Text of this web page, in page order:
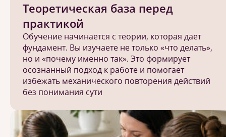
Теоретическая база перед
практикой
Обучение начинается с теории, которая дает
фундамент. Вы изучаете не только «что делать»,
но и «почему именно так». Это формирует
осознанный подход к работе и помогает
избежать механического повторения действий
без понимания сути